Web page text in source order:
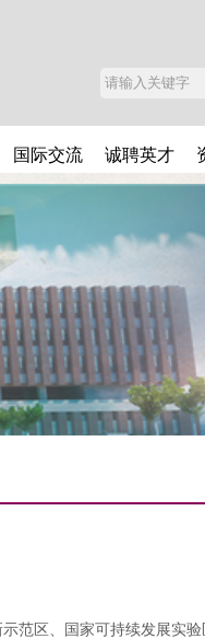
国际交流 诚聘英才
范区、国家可持续发展实